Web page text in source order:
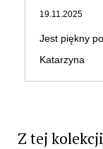
19.11.2025
Jest piękny
Katarzyna
Z tej kolekcji